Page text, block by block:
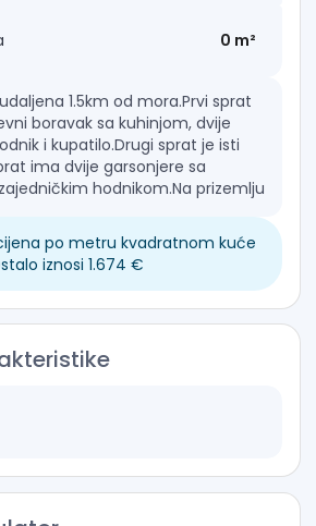
0 m²
1.5km od mora.Prvi sprat
boravak sa kuhinjom, dvije
i kupatilo.Drugi sprat je isti
ima dvije garsonjere sa
hodnikom.Na prizemlju
po metru kvadratnom kuće
iznosi 1.674 €